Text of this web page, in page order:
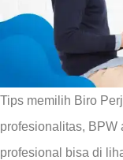
Tips memilih Biro
profesionalitas, BPW
profesional bisa di